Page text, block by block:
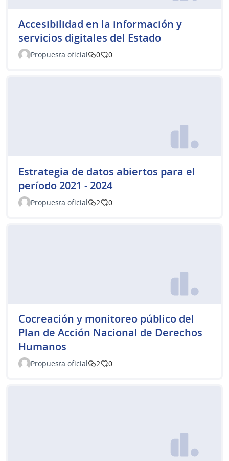
Accesibilidad en la información y
servicios digitales del Estado
Propuesta oficial 0 0
Estrategia de datos abiertos para el
período 2021 - 2024
Propuesta oficial 2 0
Cocreación y monitoreo público del
Plan de Acción Nacional de Derechos
Humanos
Propuesta oficial 2 0